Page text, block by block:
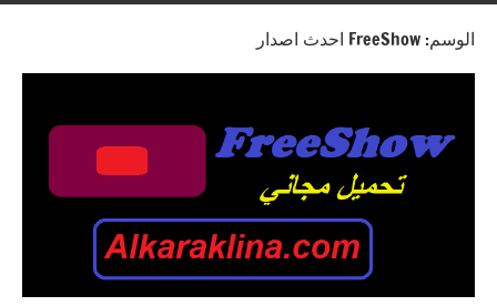
الوسم: FreeShow احدث اصدار